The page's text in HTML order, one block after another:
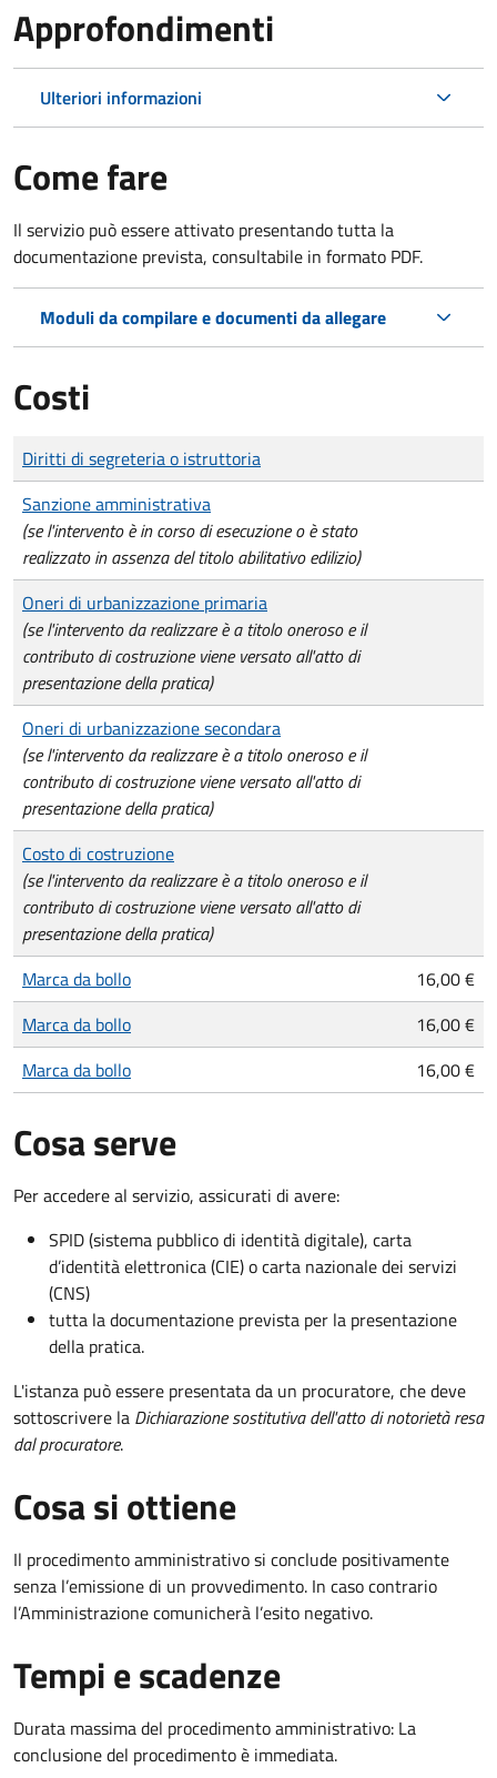
Approfondimenti
Ulteriori informazioni
Come fare
Il servizio può essere attivato presentando tutta la
documentazione prevista, consultabile in formato PDF.
Moduli da compilare e documenti da allegare
Costi
Tipo di pagamento
Importo
Diritti di segreteria o istruttoria
Sanzione amministrativa
(se l'intervento è in corso di esecuzione o è stato
realizzato in assenza del titolo abilitativo edilizio)
Oneri di urbanizzazione primaria
(se l'intervento da realizzare è a titolo oneroso e il
contributo di costruzione viene versato all'atto di
presentazione della pratica)
Oneri di urbanizzazione secondara
(se l'intervento da realizzare è a titolo oneroso e il
contributo di costruzione viene versato all'atto di
presentazione della pratica)
Costo di costruzione
(se l'intervento da realizzare è a titolo oneroso e il
contributo di costruzione viene versato all'atto di
presentazione della pratica)
Marca da bollo
16,00 €
Marca da bollo
16,00 €
Marca da bollo
16,00 €
Cosa serve
Per accedere al servizio, assicurati di avere:
SPID (sistema pubblico di identità digitale), carta
d’identità elettronica (CIE) o carta nazionale dei servizi
(CNS)
tutta la documentazione prevista per la presentazione
della pratica.
L'istanza può essere presentata da un procuratore, che deve
sottoscrivere la Dichiarazione sostitutiva dell'atto di notorietà resa
dal procuratore.
Cosa si ottiene
Il procedimento amministrativo si conclude positivamente
senza l’emissione di un provvedimento. In caso contrario
l’Amministrazione comunicherà l’esito negativo.
Tempi e scadenze
Durata massima del procedimento amministrativo: La
conclusione del procedimento è immediata.